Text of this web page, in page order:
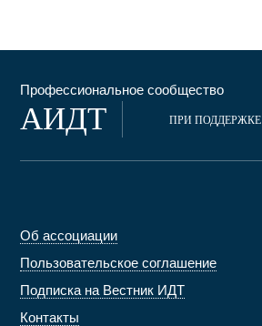
Профессиональное сообщество
АИДТ ПРИ ПОДДЕРЖКЕ
Об ассоциации
Пользовательское соглашение
Подписка на Вестник ИДТ
Контакты